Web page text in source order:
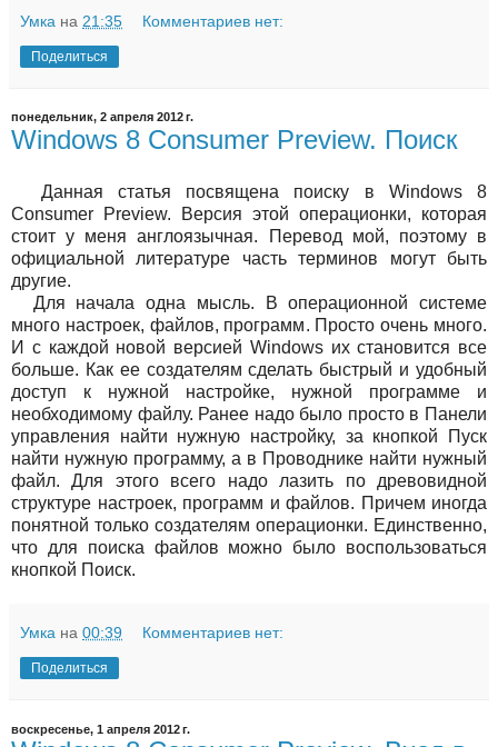
Умка на 21:35 Комментариев нет:
Поделиться
понедельник, 2 апреля 2012 г.
Windows 8 Consumer Preview. Поиск
Данная статья посвящена поиску в Windows 8
Consumer Preview. Версия этой операционки, которая
стоит у меня англоязычная. Перевод мой, поэтому в
официальной литературе часть терминов могут быть
другие.
Для начала одна мысль. В операционной системе
много настроек, файлов, программ. Просто очень много.
И с каждой новой версией Windows их становится все
больше. Как ее создателям сделать быстрый и удобный
доступ к нужной настройке, нужной программе и
необходимому файлу. Ранее надо было просто в Панели
управления найти нужную настройку, за кнопкой Пуск
найти нужную программу, а в Проводнике найти нужный
файл. Для этого всего надо лазить по древовидной
структуре настроек, программ и файлов. Причем иногда
понятной только создателям операционки. Единственно,
что для поиска файлов можно было воспользоваться
кнопкой Поиск.
Умка на 00:39 Комментариев нет:
Поделиться
воскресенье, 1 апреля 2012 г.